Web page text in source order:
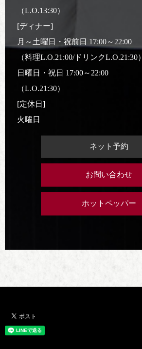
（L.O.13:30）
[ディナー]
月～土曜日・祝前日 17:00～22:00
（料理L.O.21:00/ドリンクL.O.21:30）
日曜日・祝日 17:00～22:00
（L.O.21:30）
[定休日]
火曜日
ネット予約
お問い合わせ
ホットペッパー